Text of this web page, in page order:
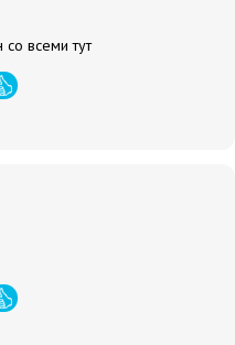
со всеми тут